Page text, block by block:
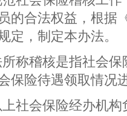
的合法权益，根据
定，制定本办法。
称稽核是指社会
保险待遇领取情况
社会保险经办机